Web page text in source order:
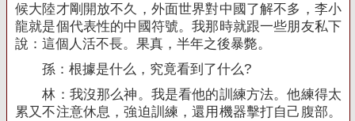
候大陸才剛開放不久，外面世界對中國了解不多，李小
龍就是個代表性的中國符號。我那時就跟一些朋友私下
說：這個人活不長。果真，半年之後暴斃。
孫：根據是什么，究竟看到了什么?
林：我沒那么神。我是看他的訓練方法。他練得太
累又不注意休息，強迫訓練，還用機器擊打自己腹部。